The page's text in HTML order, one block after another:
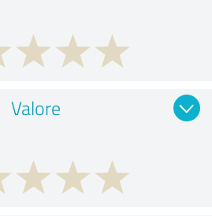
Valore